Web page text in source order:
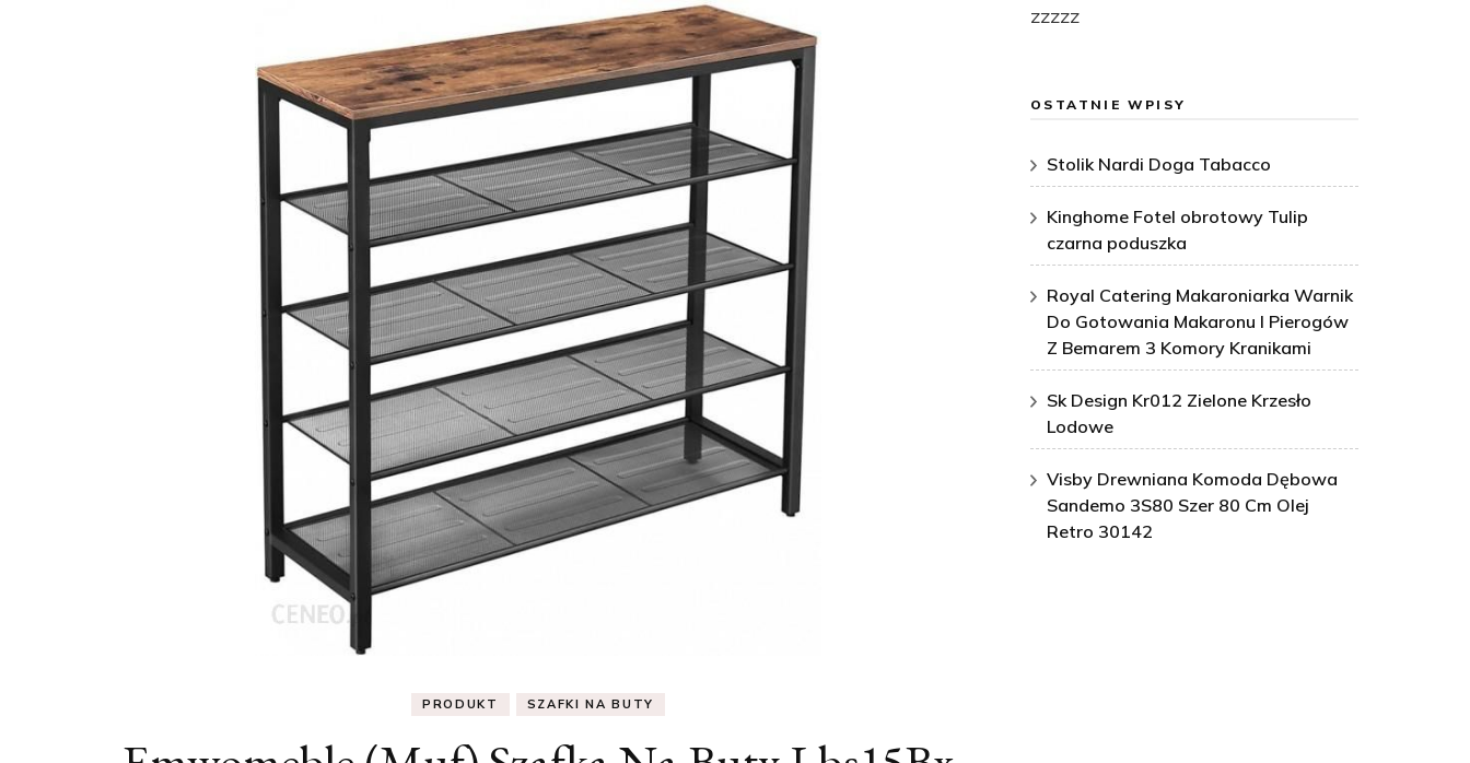
PRODUKT SZAFKI NA BUTY
zzzzz
OSTATNIE WPISY
Stolik Nardi Doga Tabacco
Kinghome Fotel obrotowy Tulip
czarna poduszka
Royal Catering Makaroniarka Warnik
Do Gotowania Makaronu I Pierogów
Z Bemarem 3 Komory Kranikami
Sk Design Kr012 Zielone Krzesło
Lodowe
Visby Drewniana Komoda Dębowa
Sandemo 3S80 Szer 80 Cm Olej
Retro 30142